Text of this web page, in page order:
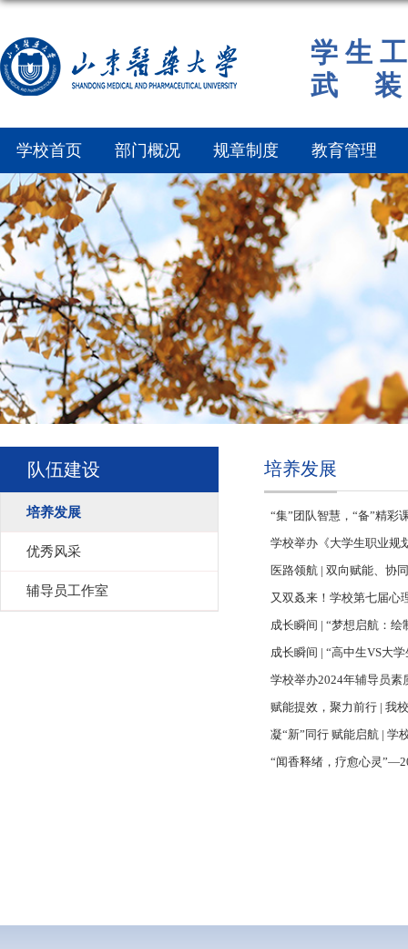
学 生
武
学校首页 部门概况 规章制度 教育管理
队伍建设
培养发展
优秀风采
辅导员工作室
培养发展
“集”团队智慧，“备”精
学校举办《大学生职业规
医路领航 | 双向赋能、协
又双叒来！学校第七届心
成长瞬间 | “梦想启航：
成长瞬间 | “高中生VS大
学校举办2024年辅导员素
赋能提效，聚力前行 | 我
凝“新”同行 赋能启航 | 学
“闻香释绪，疗愈心灵